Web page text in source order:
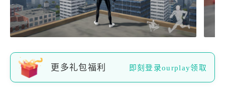
更多礼包福利 即刻登录ourplay领取